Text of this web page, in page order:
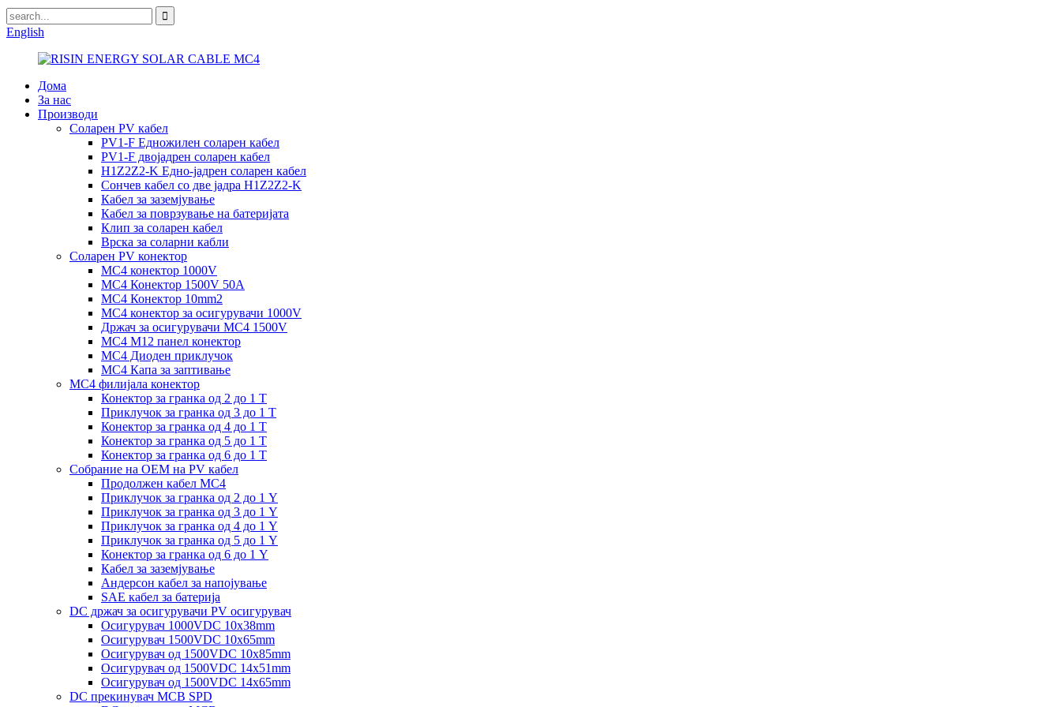
English
Дома
За нас
Производи
Соларен PV кабел
PV1-F Едножилен соларен кабел
PV1-F двојадрен соларен кабел
H1Z2Z2-K Едно-јадрен соларен кабел
Сончев кабел со две јадра H1Z2Z2-K
Кабел за заземјување
Кабел за поврзување на батеријата
Клип за соларен кабел
Врска за соларни кабли
Соларен PV конектор
MC4 конектор 1000V
MC4 Конектор 1500V 50A
MC4 Конектор 10mm2
MC4 конектор за осигурувачи 1000V
Држач за осигурувачи MC4 1500V
MC4 M12 панел конектор
MC4 Диоден приклучок
MC4 Капа за заптивање
MC4 филијала конектор
Конектор за гранка од 2 до 1 Т
Приклучок за гранка од 3 до 1 Т
Конектор за гранка од 4 до 1 Т
Конектор за гранка од 5 до 1 Т
Конектор за гранка од 6 до 1 Т
Собрание на ОЕМ на PV кабел
Продолжен кабел MC4
Приклучок за гранка од 2 до 1 Y
Приклучок за гранка од 3 до 1 Y
Приклучок за гранка од 4 до 1 Y
Приклучок за гранка од 5 до 1 Y
Конектор за гранка од 6 до 1 Y
Кабел за заземјување
Андерсон кабел за напојување
SAE кабел за батерија
DC држач за осигурувачи PV осигурувач
Осигурувач 1000VDC 10x38mm
Осигурувач 1500VDC 10x65mm
Осигурувач од 1500VDC 10x85mm
Осигурувач од 1500VDC 14x51mm
Осигурувач од 1500VDC 14x65mm
DC прекинувач MCB SPD